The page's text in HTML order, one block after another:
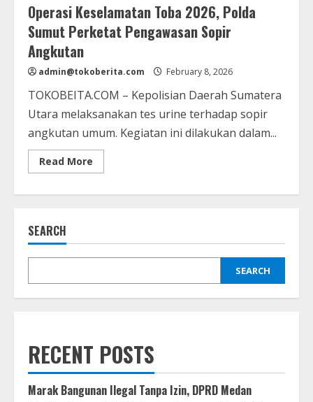
Operasi Keselamatan Toba 2026, Polda
Sumut Perketat Pengawasan Sopir
Angkutan
admin@tokoberita.com February 8, 2026
TOKOBEITA.COM – Kepolisian Daerah Sumatera
Utara melaksanakan tes urine terhadap sopir
angkutan umum. Kegiatan ini dilakukan dalam...
Read More
more
Perketat
Pengawasan
SEARCH
SEARCH
RECENT POSTS
Marak Bangunan Ilegal Tanpa Izin, DPRD Medan